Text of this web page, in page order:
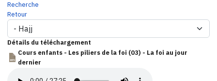
Recherche
Retour
Détails du téléchargement
Cours enfants - Les piliers de la foi (03) - La foi au jour
dernier